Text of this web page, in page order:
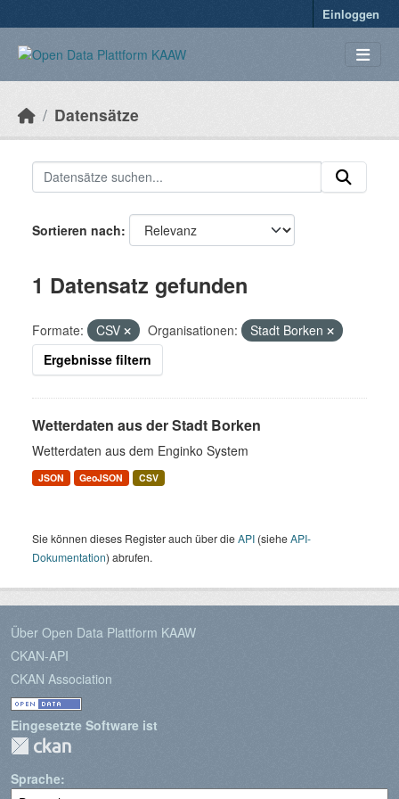
Einloggen
Datensätze
Sortieren nach
1 Datensatz gefunden
Formate: CSV Organisationen:
Stadt Borken
Ergebnisse filtern
Wetterdaten aus der Stadt Borken
Wetterdaten aus dem Enginko System
JSON GeoJSON CSV
Sie können dieses Register auch über dieAPI (sieheAPI-
Dokumentation) abrufen.
Über Open Data Plattform KAAW
CKAN-API
CKAN Association
Eingesetzte Software ist
Sprache